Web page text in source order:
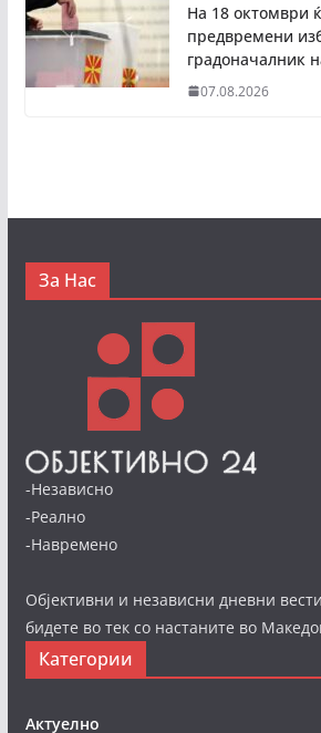
На 18 октомври
предвремени
градоначалник
07.08.2026
За Нас
-Независно
-Реално
-Навремено
Објективни и независни дневни
бидете во тек со настаните во
Категории
Актуелно